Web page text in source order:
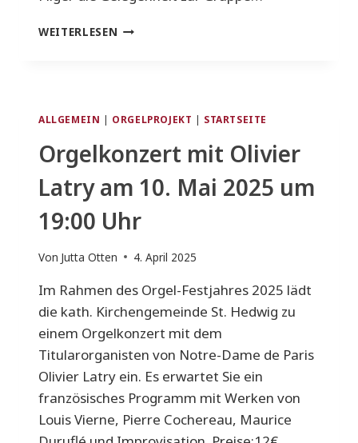
WEITERLESEN PILGERTAG
ALLGEMEIN | ORGELPROJEKT | STARTSEITE
Orgelkonzert mit Olivier
Latry am 10. Mai 2025 um
19:00 Uhr
Von Jutta Otten 4. April 2025
Im Rahmen des Orgel-Festjahres 2025 lädt
die kath. Kirchengemeinde St. Hedwig zu
einem Orgelkonzert mit dem
Titularorganisten von Notre-Dame de Paris
Olivier Latry ein. Es erwartet Sie ein
französisches Programm mit Werken von
Louis Vierne, Pierre Cochereau, Maurice